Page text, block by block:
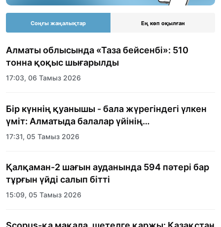
Соңғы жаңалықтар Ең көп оқылған
Алматы облысында «Таза бейсенбі»: 510
тонна қоқыс шығарылды
17:03, 06 Тамыз 2026
Бір күннің қуанышы - бала жүрегіндегі үлкен
үміт: Алматыда балалар үйінің
тәрбиеленушілеріне мерекелік күн
17:31, 05 Тамыз 2026
Қалқаман-2 шағын ауданында 594 пәтері бар
тұрғын үйді салып бітті
15:09, 05 Тамыз 2026